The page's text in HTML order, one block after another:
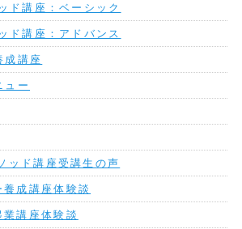
ド講座：ベーシック
ド講座：アドバンス
成講座
ュー
ッド講座受講生の声
成講座体験談
講座体験談